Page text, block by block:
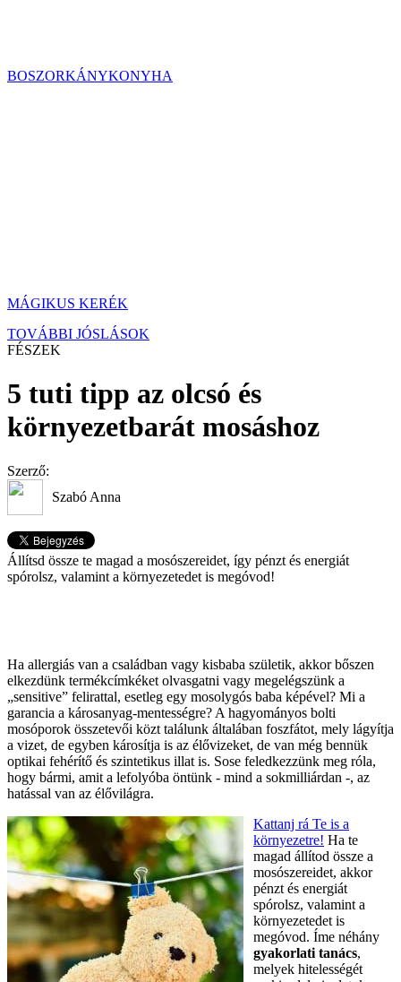
BOSZORKÁNYKONYHA
MÁGIKUS KERÉK
TOVÁBBI JÓSLÁSOK
FÉSZEK
5 tuti tipp az olcsó és
környezetbarát mosáshoz
Szerző:
Szabó Anna
Állítsd össze te magad a mosószereidet, így pénzt és energiát
spórolsz, valamint a környezetedet is megóvod!
Ha allergiás van a családban vagy kisbaba születik, akkor bőszen
elkezdünk termékcímkéket olvasgatni vagy megelégszünk a
„sensitive” felirattal, esetleg egy mosolygós baba képével? Mi a
garancia a károsanyag-mentességre? A hagyományos bolti
mosóporok összetevői közt találunk általában foszfátot, mely lágyítja
a vizet, de egyben károsítja is az élővizeket, de van még bennük
optikai fehérítő és szintetikus illat is. Sose feledkezzünk meg róla,
hogy bármi, amit a lefolyóba öntünk - mind a sokmilliárdan -, az
hatással van az élővilágra.
Kattanj rá Te is a
környezetre! Ha te
magad állítod össze a
mosószereidet, akkor
pénzt és energiát
spórolsz, valamint a
környezetedet is
megóvod. Íme néhány
gyakorlati tanács,
melyek hitelességét